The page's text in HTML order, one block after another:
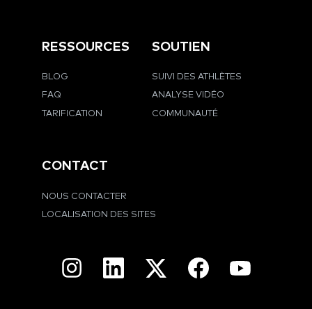
RESSOURCES
BLOG
FAQ
TARIFICATION
SOUTIEN
SUIVI DES ATHLÈTES
ANALYSE VIDÉO
COMMUNAUTÉ
CONTACT
NOUS CONTACTER
LOCALISATION DES SITES